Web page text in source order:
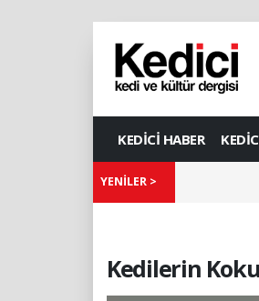
KEDİCİ HABER
YENİLER >
Kedilerin